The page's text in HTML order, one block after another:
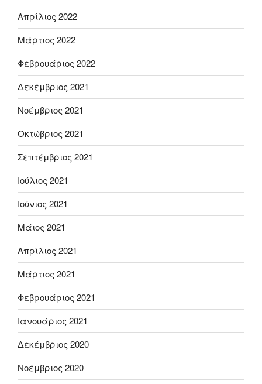
Απρίλιος 2022
Μάρτιος 2022
Φεβρουάριος 2022
Δεκέμβριος 2021
Νοέμβριος 2021
Οκτώβριος 2021
Σεπτέμβριος 2021
Ιούλιος 2021
Ιούνιος 2021
Μάιος 2021
Απρίλιος 2021
Μάρτιος 2021
Φεβρουάριος 2021
Ιανουάριος 2021
Δεκέμβριος 2020
Νοέμβριος 2020